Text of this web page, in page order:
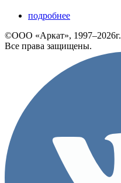
подробнее
©ООО «Аркат», 1997–2026г.
Все права защищены.